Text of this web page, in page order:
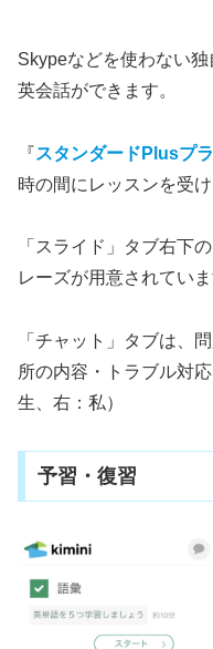
Skypeなどを使わない
英会話ができます。
『スタンダードPlusプ
時の間にレッスンを受
「スライド」タブ右下
レーズが用意されていま
「チャット」タブは、
所の内容・トラブル対
生、右：私）
予習・復習